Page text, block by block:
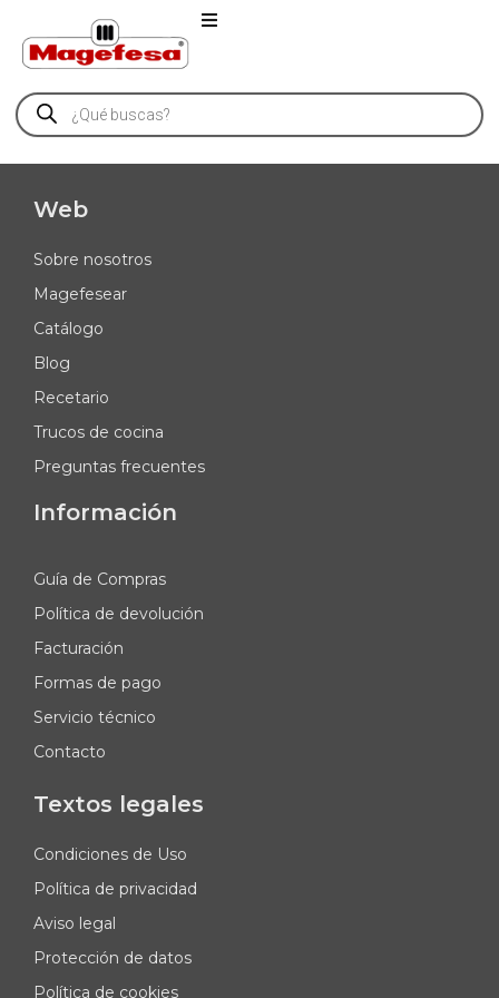
Web
Sobre nosotros
Magefesear
Catálogo
Blog
Recetario
Trucos de cocina
Preguntas frecuentes
Información
Guía de Compras
Política de devolución
Facturación
Formas de pago
Servicio técnico
Contacto
Textos legales
Condiciones de Uso
Política de privacidad
Aviso legal
Protección de datos
Política de cookies